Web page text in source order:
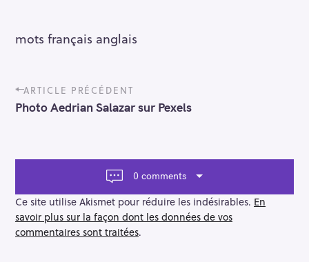
mots français anglais
P
o
s
a
g
a
t
i
ARTICLE PRÉCÉDENT
Photo Aedrian Salazar sur Pexels
0 comments
Ce site utilise Akismet pour réduire les indésirables. En
savoir plus sur la façon dont les données de vos
commentaires sont traitées.